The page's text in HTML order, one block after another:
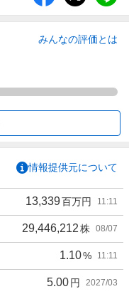
みんなの評価とは
情報提供元について
13,339百万円 11:11
29,446,212株 08/07
1.10% 11:11
5.00円 2027/03